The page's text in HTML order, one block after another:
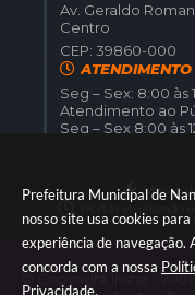
Prefeitura Municipal de
nosso site usa cookies
experiência de navegação.
concorda com a nossa
Privacidade.
Av. Geraldo
Centro
CEP: 39860-000
ATENDIMENTO
Seg – Sex: 8:00 às
Atendimento ao
Seg – Sex 8:00 às
Versão
© Copyright Instar -